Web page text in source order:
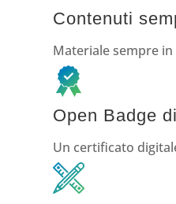
Contenuti
Materiale sempre
Open Badge
Un certificato